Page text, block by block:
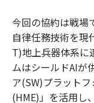
今回の協約は戦場
自律任務技術を現
T)地上兵器体系に
ムはシールドAIが
ア(SW)プラット
(HME)」を活用し